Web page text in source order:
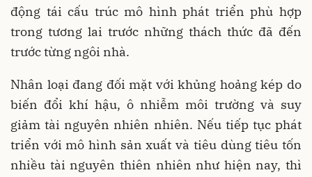
động tái cấu trúc mô hình phát triển phù hợp
trong tương lai trước những thách thức đã đến
trước từng ngôi nhà.
Nhân loại đang đối mặt với khủng hoảng kép do
biến đổi khí hậu, ô nhiễm môi trường và suy
giảm tài nguyên nhiên nhiên. Nếu tiếp tục phát
triển với mô hình sản xuất và tiêu dùng tiêu tốn
nhiều tài nguyên thiên nhiên như hiện nay, thì